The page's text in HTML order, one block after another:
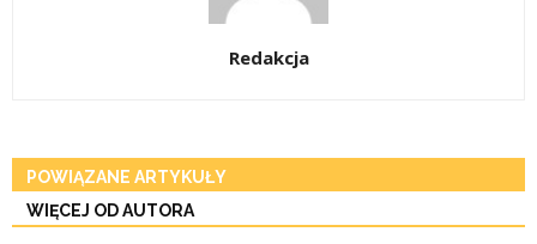
Redakcja
POWIĄZANE ARTYKUŁY
WIĘCEJ OD AUTORA